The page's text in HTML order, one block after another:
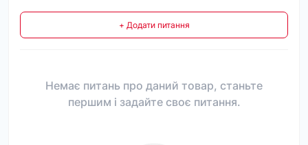
+ Додати питання
Немає питань про даний товар, станьте
першим і задайте своє питання.